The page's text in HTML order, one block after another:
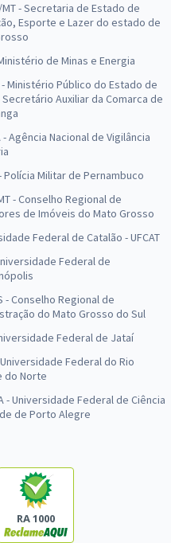
MT - Secretaria de Estado de
Esporte e Lazer do estado de
de Minas e Energia
- Ministério Público do Estado de
Secretário Auxiliar da Comarca de
- Agência Nacional de Vigilância
Polícia Militar de Pernambuco
- Conselho Regional de
de Imóveis do Mato Grosso
Federal de Catalão - UFCAT
Federal de
- Conselho Regional de
do Mato Grosso do Sul
Federal de Jataí
Universidade Federal do Rio
do Norte
- Universidade Federal de Ciência
de Porto Alegre
RA 1000